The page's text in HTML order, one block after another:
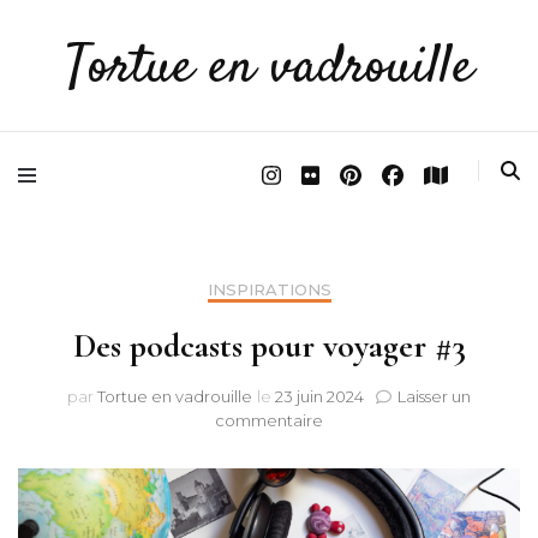
Tortue en vadrouille
INSPIRATIONS
Des podcasts pour voyager #3
par Tortue en vadrouille le 23 juin 2024
Laisser un
commentaire
podcasts
pour
voyager